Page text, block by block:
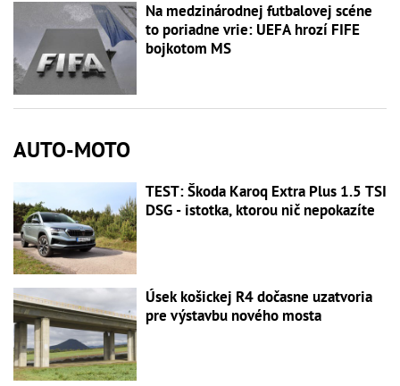
Na medzinárodnej futbalovej scéne
to poriadne vrie: UEFA hrozí FIFE
bojkotom MS
AUTO-MOTO
TEST: Škoda Karoq Extra Plus 1.5 TSI
DSG - istotka, ktorou nič nepokazíte
Úsek košickej R4 dočasne uzatvoria
pre výstavbu nového mosta